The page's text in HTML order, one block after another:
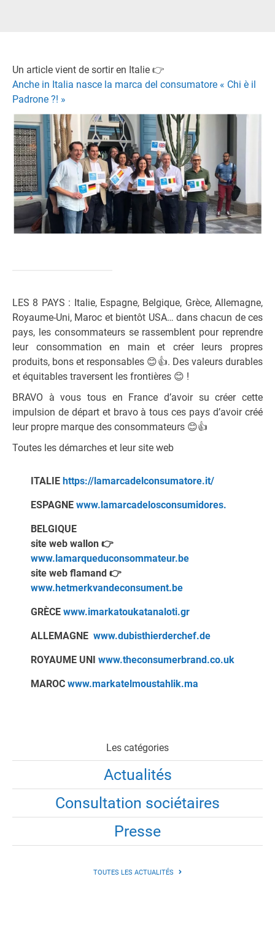
Un article vient de sortir en Italie 👉
Anche in Italia nasce la marca del consumatore « Chi è il
Padrone ?! »
LES 8 PAYS : Italie, Espagne, Belgique, Grèce, Allemagne,
Royaume-Uni, Maroc et bientôt USA… dans chacun de ces
pays, les consommateurs se rassemblent pour reprendre
leur consommation en main et créer leurs propres
produits, bons et responsables 😊👍. Des valeurs durables
et équitables traversent les frontières 😊 !
BRAVO à vous tous en France d’avoir su créer cette
impulsion de départ et bravo à tous ces pays d’avoir créé
leur propre marque des consommateurs 😊👍
Toutes les démarches et leur site web
ITALIE https://lamarcadelconsumatore.it/
ESPAGNE www.lamarcadelosconsumidores.
BELGIQUE
site web wallon 👉
www.lamarqueduconsommateur.be
site web flamand 👉
www.hetmerkvandeconsument.be
GRÈCE www.imarkatoukatanaloti.gr
ALLEMAGNE www.dubisthierderchef.de
ROYAUME UNI www.theconsumerbrand.co.uk
MAROC www.markatelmoustahlik.ma
Les catégories
Actualités
Consultation sociétaires
Presse
TOUTES LES ACTUALITÉS